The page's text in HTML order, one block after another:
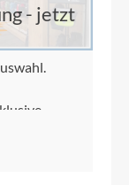
- jetzt